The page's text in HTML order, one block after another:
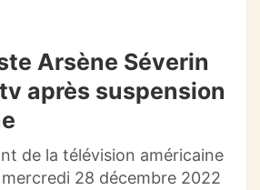
Arsène Séverin
après suspension
de la télévision américaine
28 décembre 2022